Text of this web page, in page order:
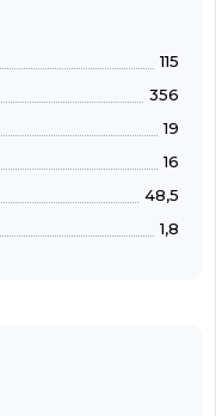
115
356
19
16
48,5
1,8